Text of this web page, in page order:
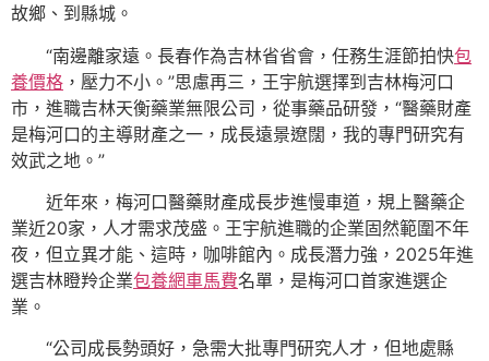
故鄉、到縣城。
“南邊離家遠。長春作為吉林省省會，任務生涯節拍快包
養價格 ，壓力不小。”思慮再三，王宇航選擇到吉林梅河口
市，進職吉林天衡藥業無限公司，從事藥品研發，“醫藥財產
是梅河口的主導財產之一，成長遠景遼闊，我的專門研究有
效武之地。”
近年來，梅河口醫藥財產成長步進慢車道，規上醫藥企
業近20家，人才需求茂盛。王宇航進職的企業固然範圍不年
夜，但立異才能、這時，咖啡館內。成長潛力強，2025年進
選吉林瞪羚企業包養網車馬費名單，是梅河口首家進選企
業。
“公司成長勢頭好，急需大批專門研究人才，但地處縣